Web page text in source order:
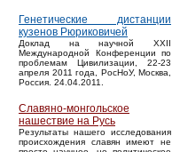
Генетические дистанции
кузенов Рюриковичей
Доклад на научной XXII
Международной Конференции по
проблемам Цивилизации, 22-23
апреля 2011 года, РосНоУ, Москва,
Россия. 24.04.2011.
Славяно-монгольское
нашествие на Русь
Результаты нашего исследования
происхождения славян имеют не